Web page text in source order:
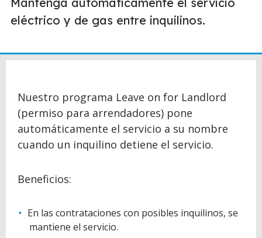
eléctrico y de gas entre inquilinos.
Nuestro programa Leave on for Landlord
(permiso para arrendadores) pone
automáticamente el servicio a su nombre
cuando un inquilino detiene el servicio.
Beneficios:
En las contrataciones con posibles inquilinos, se
mantiene el servicio.